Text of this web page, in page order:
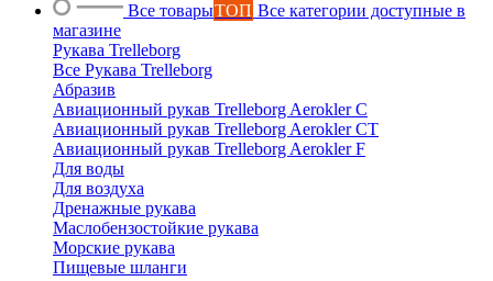
Все товарыТОП Все категории доступные в
магазине
Рукава Trelleborg
Все Рукава Trelleborg
Абразив
Авиационный рукав Trelleborg Aerokler C
Авиационный рукав Trelleborg Aerokler CT
Авиационный рукав Trelleborg Aerokler F
Для воды
Для воздуха
Дренажные рукава
Маслобензостойкие рукава
Морские рукава
Пищевые шланги
Вероника
онлайн